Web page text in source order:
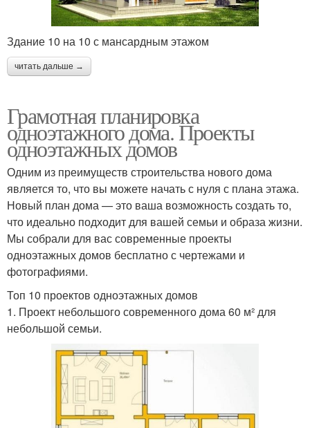
Здание 10 на 10 с мансардным этажом
читать дальше →
Грамотная планировка
одноэтажного дома. Проекты
одноэтажных домов
Одним из преимуществ строительства нового дома
является то, что вы можете начать с нуля с плана этажа.
Новый план дома — это ваша возможность создать то,
что идеально подходит для вашей семьи и образа жизни.
Мы собрали для вас современные проекты
одноэтажных домов бесплатно с чертежами и
фотографиями.
Топ 10 проектов одноэтажных домов
1. Проект небольшого современного дома 60 м² для
небольшой семьи.